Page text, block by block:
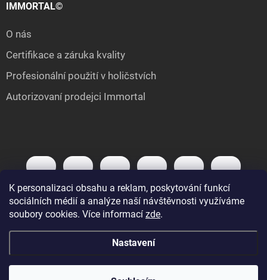
K personalizaci obsahu a reklam, poskytování funkcí
sociálních médií a analýze naší návštěvnosti využíváme
soubory cookies. Více informací zde.
Nastavení
IMMORTAL©
O nás
Certifikace a záruka kvality
Profesionální použití v holičstvích
Autorizovaní prodejci Immortal
Copyright 2026IMMORTAL.cz. Všechna práva vyhrazena.Upravit nastavení
cookies